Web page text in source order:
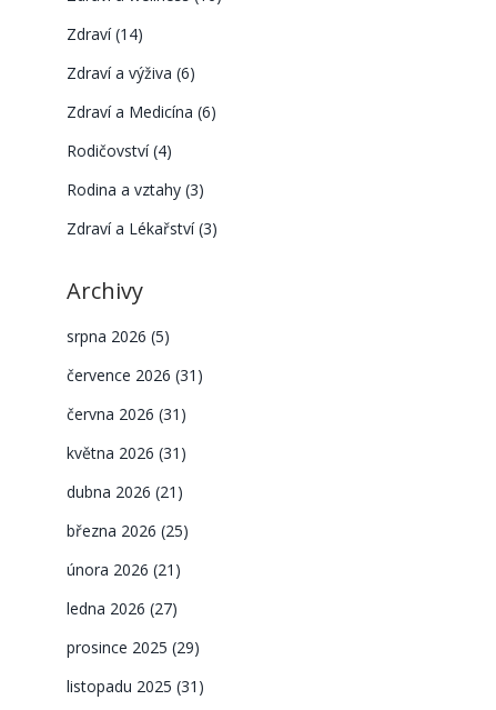
Zdraví(14)
Zdraví a výživa (6)
Zdraví a Medicína (6)
Rodičovství(4)
Rodina a vztahy (3)
Zdraví a Lékařství(3)
Archivy
srpna 2026 (5)
července 2026 (31)
června 2026 (31)
května 2026 (31)
dubna 2026 (21)
března 2026 (25)
února 2026 (21)
ledna 2026 (27)
prosince 2025 (29)
listopadu 2025 (31)